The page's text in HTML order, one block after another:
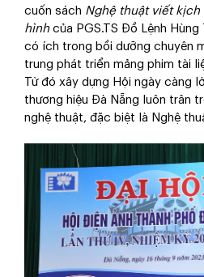
cuốn sách Nghệ thuật viết
hình của PGS.TS Đồ Lệnh
có ích trong bồi dưỡng chuyên
trung phát triển mảng phim tài
Từ đó xây dựng Hội ngày càng
thương hiệu Đà Nẵng luôn trân
nghệ thuật, đặc biệt là Nghệ